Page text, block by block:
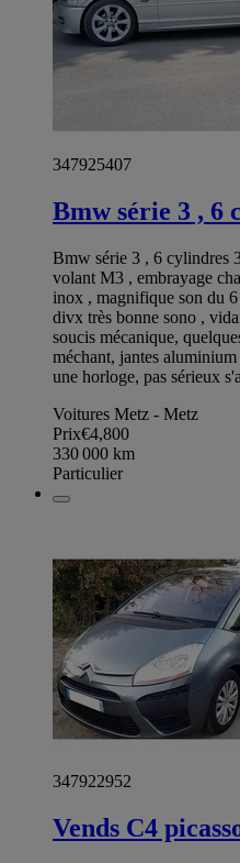
347925407
Bmw série 3 , 6
Bmw série 3 , 6 cylindres
volant M3 , embrayage
inox , magnifique son du
divx très bonne sono ,
soucis mécanique,
méchant, jantes
une horloge, pas sérieux
Voitures Metz - Metz
Prix€4,800
330 000 km
Particulier
347922952
Vends C4